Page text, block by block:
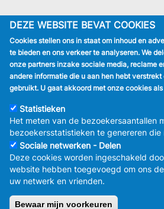
DEZE WEBSITE BEVAT COOKIES
Cookies stellen ons in staat om inhoud en
te bieden en ons verkeer te analyseren. We
onze partners inzake sociale media, reclame
andere informatie die u aan hen hebt
gebruikt. U gaat akkoord met onze cookies
Statistieken
Het meten van de bezoekersaantallen
bezoekersstatistieken te genereren
Sociale netwerken - Delen
Deze cookies worden ingeschakeld
website hebben toegevoegd om ons
uw netwerk en vrienden.
Bewaar mijn voorkeuren